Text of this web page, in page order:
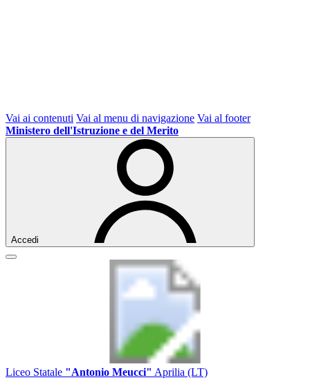
Vai ai contenuti Vai al menu di navigazione Vai al footer
Ministero dell'Istruzione e del Merito
Accedi
Liceo Statale "Antonio Meucci" Aprilia (LT)